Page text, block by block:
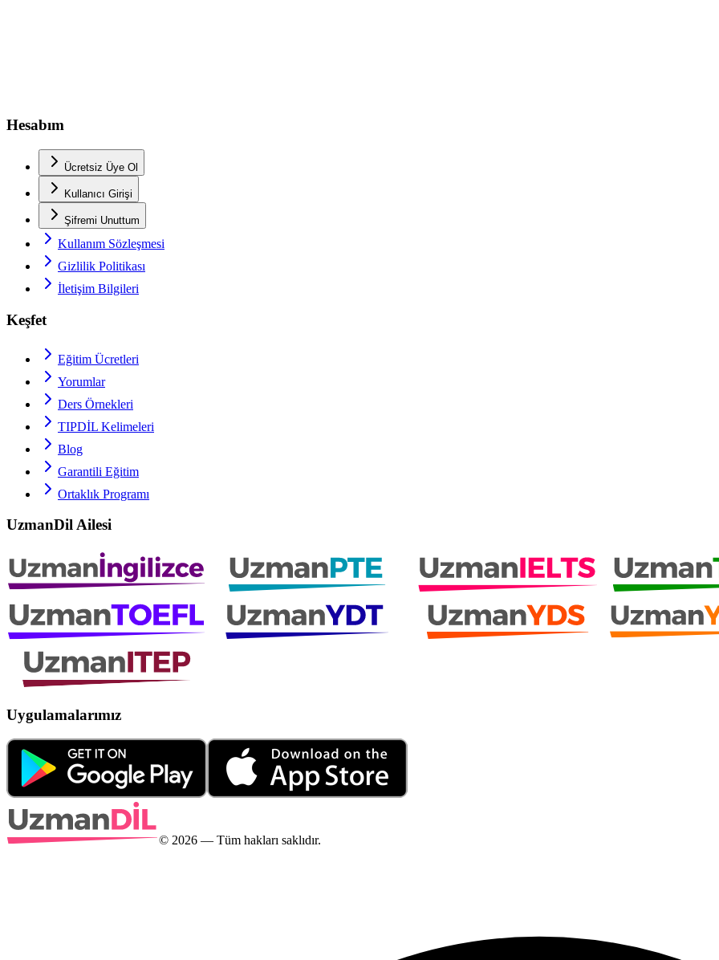
Hesabım
Ücretsiz Üye Ol
Kullanıcı Girişi
Şifremi Unuttum
Kullanım Sözleşmesi
Gizlilik Politikası
İletişim Bilgileri
Keşfet
Eğitim Ücretleri
Yorumlar
Ders Örnekleri
TIPDİL Kelimeleri
Blog
Garantili Eğitim
Ortaklık Programı
UzmanDil Ailesi
Uygulamalarımız
© 2026 — Tüm hakları saklıdır.